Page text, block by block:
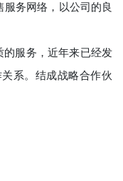
务网络，以公司的良
服务，近年来已经发
系。结成战略合作伙